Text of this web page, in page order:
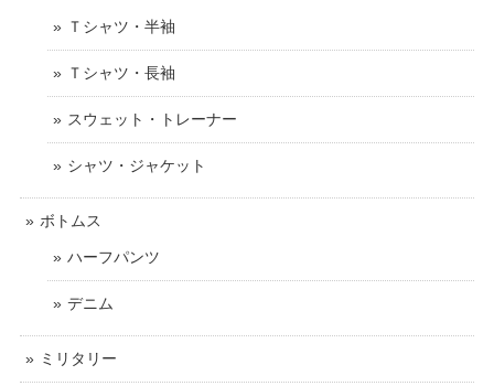
Ｔシャツ・半袖
Ｔシャツ・長袖
スウェット・トレーナー
シャツ・ジャケット
ボトムス
ハーフパンツ
デニム
ミリタリー